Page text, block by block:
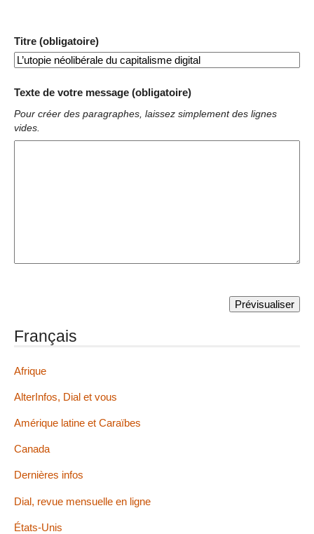
Titre (obligatoire)
Texte de votre message (obligatoire)
Pour créer des paragraphes, laissez simplement des lignes
vides.
Français
Afrique
AlterInfos, Dial et vous
Amérique latine et Caraïbes
Canada
Dernières infos
Dial, revue mensuelle en ligne
États-Unis